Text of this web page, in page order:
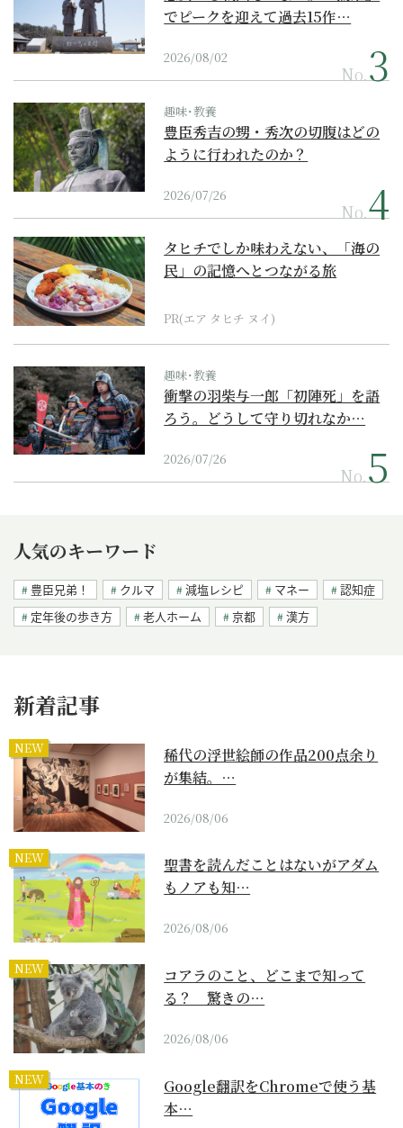
でピークを迎えて過去15作…
2026/08/02
No.
趣味･教養
豊臣秀吉の甥・秀次の切腹はどの
ように行われたのか？
2026/07/26
No.
タヒチでしか味わえない、「海の
民」の記憶へとつながる旅
PR(エア タヒチ ヌイ)
趣味･教養
衝撃の羽柴与一郎「初陣死」を語
ろう。どうして守り切れなか…
2026/07/26
No.
人気のキーワード
豊臣兄弟！ クルマ 減塩レシピ マネー
認知症
定年後の歩き方
老人ホーム 京都 漢方
新着記事
NEW
稀代の浮世絵師の作品200点余り
が集結。…
2026/08/06
NEW
聖書を読んだことはないがアダム
もノアも知…
2026/08/06
NEW
コアラのこと、どこまで知って
る？ 驚きの…
2026/08/06
NEW
Google翻訳をChromeで使う基
本…